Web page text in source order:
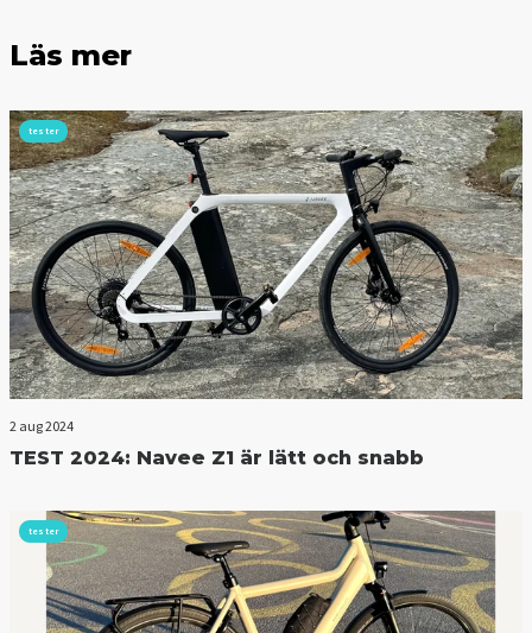
Läs mer
tester
2 aug 2024
TEST 2024: Navee Z1 är lätt och snabb
tester